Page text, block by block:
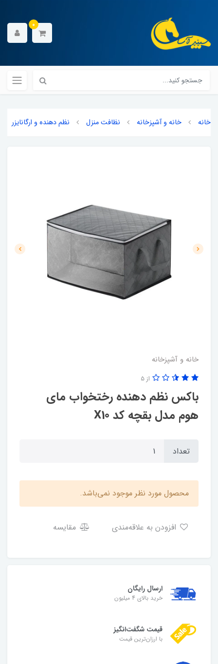
0
خانه خانه و آشپزخانه نظافت منزل نظم دهنده و ارگانایزر
خانه و آشپزخانه
باکس نظم دهنده رختخواب مای
هوم مدل بقچه کد X10
از 5
تعداد
محصول مورد نظر موجود نمی‌باشد.
مقایسه
ارسال رایگان
خرید بالای 4 میلیون
قیمت شگفت‌انگیز
با ارزان‌ترین قیمت